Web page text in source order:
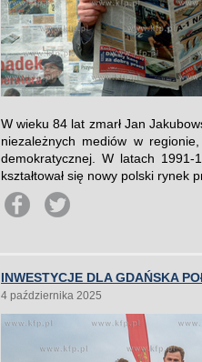
W wieku 84 lat zmarł Jan
niezależnych mediów w
demokratycznej. W latach
kształtował się nowy polski rynek
INWESTYCJE DLA GDAŃSKA
4 października 2025